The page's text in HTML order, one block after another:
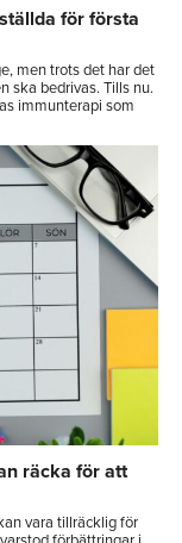
för första
men trots det har det
ska bedrivas. Tills nu.
immunterapi som
räcka för att
vara tillräcklig för